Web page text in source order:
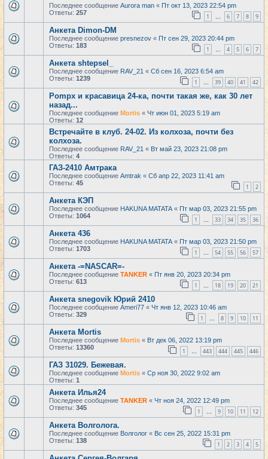
Последнее сообщение Aurora man « Пт окт 13, 2023 22:54 pm
Ответы: 257 1 … 6 7 8 9
Анкета Dimon-DM
Последнее сообщение presnezov « Пт сен 29, 2023 20:44 pm
Ответы: 183 1 … 4 5 6 7
Анкета shtepsel_
Последнее сообщение RAV_21 « Сб сен 16, 2023 6:54 am
Ответы: 1239 1 … 39 40 41 42
Pompx и красавица 24-ка, почти такая же, как 30 лет
назад...
Последнее сообщение Mortis « Чт июн 01, 2023 5:19 am
Ответы: 12
Встречайте в клуб. 24-02. Из колхоза, почти без
колхоза.
Последнее сообщение RAV_21 « Вт май 23, 2023 21:08 pm
Ответы: 4
ГАЗ-2410 Амтрака
Последнее сообщение Amtrak « Сб апр 22, 2023 11:41 am
Ответы: 45 1 2
Анкета КЭП
Последнее сообщение HAKUNA MATATA « Пт мар 03, 2023 21:55 pm
Ответы: 1064 1 … 33 34 35 36
Анкета 436
Последнее сообщение HAKUNA MATATA « Пт мар 03, 2023 21:50 pm
Ответы: 1703 1 … 54 55 56 57
Анкета -=NASCAR=-
Последнее сообщение TANKER « Пт янв 20, 2023 20:34 pm
Ответы: 613 1 … 18 19 20 21
Анкета snegovik Юрий 2410
Последнее сообщение Ameri77 « Чт янв 12, 2023 10:46 am
Ответы: 329 1 … 8 9 10 11
Анкета Mortis
Последнее сообщение Mortis « Вт дек 06, 2022 13:19 pm
Ответы: 13360 1 … 443 444 445 446
ГАЗ 31029. Бежевая.
Последнее сообщение Mortis « Ср ноя 30, 2022 9:02 am
Ответы: 1
Анкета Илья24
Последнее сообщение TANKER « Чт ноя 24, 2022 12:49 pm
Ответы: 345 1 … 9 10 11 12
Анкета Волголога.
Последнее сообщение Волголог « Вс сен 25, 2022 15:31 pm
Ответы: 138 1 2 3 4 5